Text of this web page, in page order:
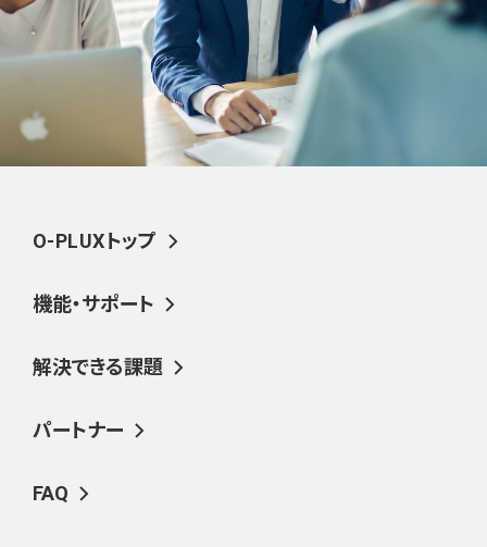
O-PLUXトップ
機能・サポート
解決できる課題
パートナー
FAQ